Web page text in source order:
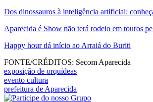
Dos dinossauros à inteligência artificial:
Aparecida é Show não terá rodeio em touros
Happy hour dá início ao Arraiá do Buriti
FONTE/CRÉDITOS: Secom Aparecida
exposição de orquídeas
evento cultura
prefeitura de Aparecida